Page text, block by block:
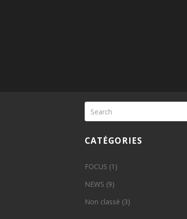
CATÉGORIES
FOCUS (1)
NEWS (9)
Non classé (3)